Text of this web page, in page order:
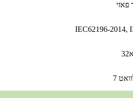
פאזי
IEC62196-2014,